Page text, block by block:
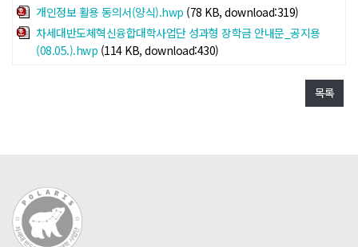
개인정보 활용 동의서(양식).hwp (78 KB, download:319)
차세대반도체혁신융합대학사업단 성과형 장학금 안내문_공지용
(08.05.).hwp (114 KB, download:430)
목록